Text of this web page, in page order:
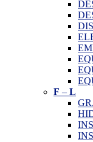
F – L